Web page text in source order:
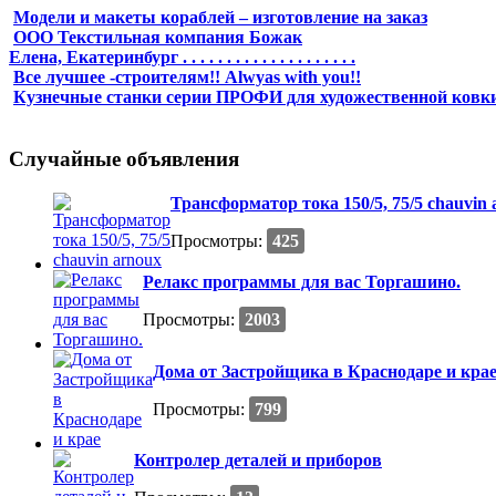
Модели и макеты кораблей – изготовление на заказ
ООО Текстильная компания Божак
Елена, Екатеринбург . . . . . . . . . . . . . . . . . . . .
Все лучшее -строителям!! Alwyas with you!!
Кузнечные станки серии ПРОФИ для художественной
Случайные объявления
Трансформатор тока 150/5, 75/5 chauvin
Просмотры: 425
Релакс программы для вас Торгашино.
Просмотры: 2003
Дома от Застройщика в Краснодаре и крае
Просмотры:
799
Контролер деталей и приборов